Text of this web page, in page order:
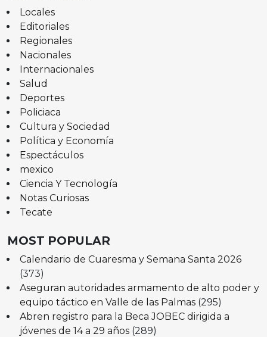
Locales
Editoriales
Regionales
Nacionales
Internacionales
Salud
Deportes
Policiaca
Cultura y Sociedad
Política y Economía
Espectáculos
mexico
Ciencia Y Tecnología
Notas Curiosas
Tecate
MOST POPULAR
Calendario de Cuaresma y Semana Santa 2026
(373)
Aseguran autoridades armamento de alto poder y
equipo táctico en Valle de las Palmas (295)
Abren registro para la Beca JOBEC dirigida a
jóvenes de 14 a 29 años (289)